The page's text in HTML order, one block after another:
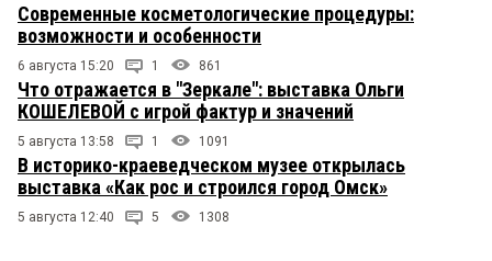
Современные косметологические процедуры:
возможности и особенности
6 августа 15:20 1 861
Что отражается в "Зеркале": выставка Ольги
КОШЕЛЕВОЙ с игрой фактур и значений
5 августа 13:58 1 1091
В историко-краеведческом музее открылась
выставка «Как рос и строился город Омск»
5 августа 12:40 5 1308